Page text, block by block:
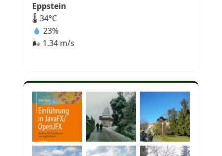
Eppstein
🌡 34°C
23%
🌬 1.34 m/s